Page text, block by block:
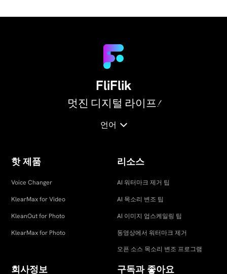
FliFlik
멋진 디지털 라이프!
언어
핫 제품
Voice Changer
KlearMax for Video
KleanOut for Photo
KlearMax for Photo
리소스
AI 워터마크 제거 팁
AI 목소리 변조 팁
AI 이미지 업스케일링 팁
동영상에서 워터마크 제거
오픈 소스 목소리 변조 프로그램
회사정보 구독과 좋아요